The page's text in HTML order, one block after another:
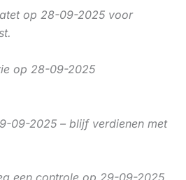
op 28-09-2025 voor
op 28-09-2025
09-2025 – blijf verdienen met